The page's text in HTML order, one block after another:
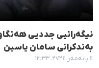
نیگەرانیی جددیی
بەندکرانی سامان یاسین
٤ بانەمەڕ ٢٧٢٤، ١٢:٣٣